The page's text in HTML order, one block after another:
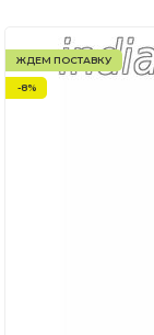
ЖДЕМ ПОСТАВКУ
-8%